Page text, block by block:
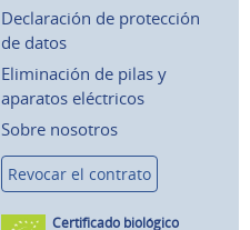
Declaración de protección
de datos
Eliminación de pilas y
aparatos eléctricos
Sobre nosotros
Revocar el contrato
Certificado biológico